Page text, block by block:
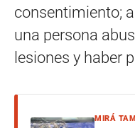
consentimiento;
una persona
lesiones y haber
MIRÁ